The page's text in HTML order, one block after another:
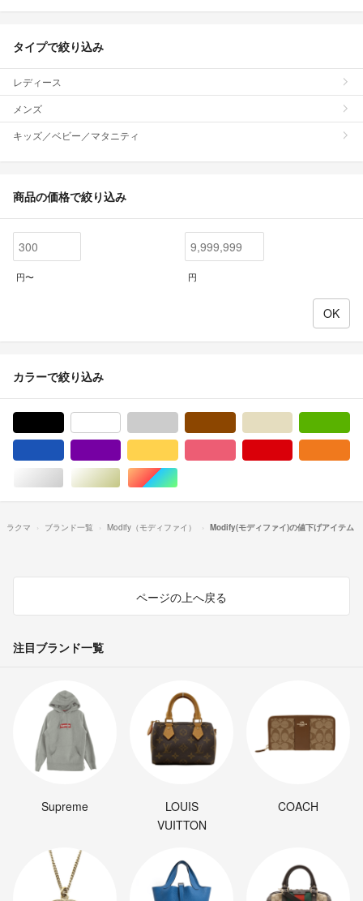
タイプで絞り込み
レディース
メンズ
キッズ／ベビー／マタニティ
商品の価格で絞り込み
円〜 円
カラーで絞り込み
シルバー/銀色系ゴールド/金色系マルチカラー
ラクマ ブランド一覧 Modify（モディファイ） Modify(モディファイ)の値下げアイテム
ページの上へ戻る
注目ブランド一覧
Supreme
LOUIS
VUITTON
COACH